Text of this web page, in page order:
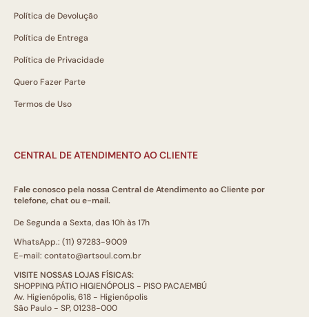
Política de Devolução
Política de Entrega
Política de Privacidade
Quero Fazer Parte
Termos de Uso
CENTRAL DE ATENDIMENTO AO CLIENTE
Fale conosco pela nossa Central de Atendimento ao Cliente por
telefone, chat ou e-mail.
De Segunda a Sexta, das 10h às 17h
WhatsApp.: (11) 97283-9009
E-mail: contato@artsoul.com.br
VISITE NOSSAS LOJAS FÍSICAS:
SHOPPING PÁTIO HIGIENÓPOLIS - PISO PACAEMBÚ
Av. Higienópolis, 618 - Higienópolis
São Paulo - SP, 01238-000